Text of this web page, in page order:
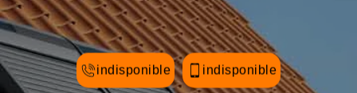
indisponible indisponible